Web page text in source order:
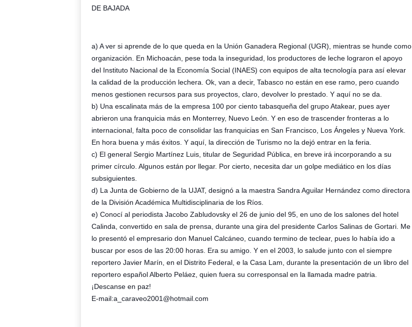
DE BAJADA
a) A ver si aprende de lo que queda en la Unión Ganadera Regional (UGR), mientras se hunde como
organización. En Michoacán, pese toda la inseguridad, los productores de leche lograron el apoyo
del Instituto Nacional de la Economía Social (INAES) con equipos de alta tecnología para así elevar
la calidad de la producción lechera. Ok, van a decir, Tabasco no están en ese ramo, pero cuando
menos gestionen recursos para sus proyectos, claro, devolver lo prestado. Y aquí no se da.
b) Una escalinata más de la empresa 100 por ciento tabasqueña del grupo Atakear, pues ayer
abrieron una franquicia más en Monterrey, Nuevo León. Y en eso de trascender fronteras a lo
internacional, falta poco de consolidar las franquicias en San Francisco, Los Ángeles y Nueva York.
En hora buena y más éxitos. Y aquí, la dirección de Turismo no la dejó entrar en la feria.
c) El general Sergio Martínez Luis, titular de Seguridad Pública, en breve irá incorporando a su
primer círculo. Algunos están por llegar. Por cierto, necesita dar un golpe mediático en los días
subsiguientes.
d) La Junta de Gobierno de la UJAT, designó a la maestra Sandra Aguilar Hernández como directora
de la División Académica Multidisciplinaria de los Ríos.
e) Conocí al periodista Jacobo Zabludovsky el 26 de junio del 95, en uno de los salones del hotel
Calinda, convertido en sala de prensa, durante una gira del presidente Carlos Salinas de Gortari. Me
lo presentó el empresario don Manuel Calcáneo, cuando termino de teclear, pues lo había ido a
buscar por esos de las 20:00 horas. Era su amigo. Y en el 2003, lo salude junto con el siempre
reportero Javier Marín, en el Distrito Federal, e la Casa Lam, durante la presentación de un libro del
reportero español Alberto Peláez, quien fuera su corresponsal en la llamada madre patria.
¡Descanse en paz!
E-mail:a_caraveo2001@hotmail.com